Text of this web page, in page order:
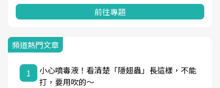
前往專題
頻道熱門文章
1
小心噴毒液！看清楚「隱翅蟲」長這樣，不能
打，要用吹的～